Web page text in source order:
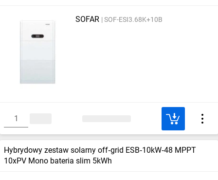
SOFAR SOF-ESI3.68K+10B
Hybrydowy zestaw solarny off‑grid ESB‑10kW‑48 MPPT
10xPV Mono bateria slim 5kWh